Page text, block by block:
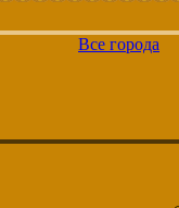
Все города